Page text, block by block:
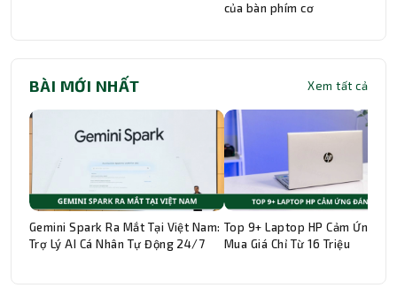
của bàn phím cơ
BÀI MỚI NHẤT Xem tất cả
Gemini Spark Ra Mắt Tại Việt Nam:
Trợ Lý AI Cá Nhân Tự Động 24/7
Top 9+ Laptop HP Cảm Ứng
Mua Giá Chỉ Từ 16 Triệu